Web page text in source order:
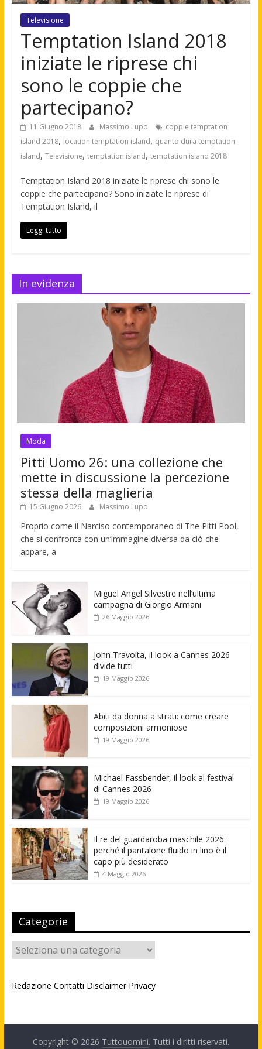
Televisione
Temptation Island 2018
iniziate le riprese chi
sono le coppie che
partecipano?
11 Giugno 2018 Massimo Lupo
coppie temptation
island 2018, location temptation island, quanto dura temptation
island, Televisione, temptation island, temptation island 2018
Temptation Island 2018 iniziate le riprese chi sono le
coppie che partecipano? Sono iniziate le riprese di
Temptation Island, il
Leggi tutto
In evidenza
Moda
Pitti Uomo 26: una collezione che
mette in discussione la percezione
stessa della maglieria
15 Giugno 2026 Massimo Lupo
Proprio come il Narciso contemporaneo di The Pitti Pool,
che si confronta con un’immagine diversa da ciò che
appare, a
Miguel Angel Silvestre nell’ultima
campagna di Giorgio Armani
26 Maggio 2026
John Travolta, il look a Cannes 2026
divide tutti
19 Maggio 2026
Abiti da donna a strati: come creare
composizioni armoniose
19 Maggio 2026
Michael Fassbender, il look al festival
di Cannes 2026
19 Maggio 2026
Il re del guardaroba maschile 2026:
perché il pantalone fluido in lino è il
capo più desiderato
4 Maggio 2026
Categorie
Categorie
Redazione Contatti Disclaimer Privacy
Copyright © 2026 Tuttouomini. Tutti i diritti riservati.